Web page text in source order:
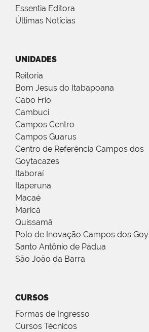
Essentia Editora
Últimas Notícias
UNIDADES
Reitoria
Bom Jesus do Itabapoana
Cabo Frio
Cambuci
Campos Centro
Campos Guarus
Centro de Referência Campos dos
Goytacazes
Itaboraí
Itaperuna
Macaé
Maricá
Quissamã
Polo de Inovação Campos dos
Santo Antônio de Pádua
São João da Barra
CURSOS
Formas de Ingresso
Cursos Técnicos